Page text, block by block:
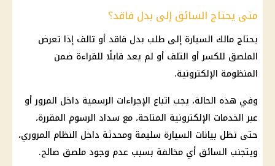
متى يحتاج السائق إلى بدل فاقد؟
يحتاج مالك السيارة إلى طلب بدل فاقد أو تالف إذا تعرض
الملصق للكسر أو التلف أو لم يعد قابلًا للقراءة ضمن
المنظومة الإلكترونية.
وفي هذه الحالة، يجب اتباع الإجراءات الرسمية داخل المرور أو
عبر الخدمات الإلكترونية المتاحة، مع سداد الرسوم المقررة،
حتى تظل بيانات السيارة سليمة ومحدثة داخل النظام المروري،
ويتجنب السائق أي مخالفة بسبب عدم وجود ملصق صالح.